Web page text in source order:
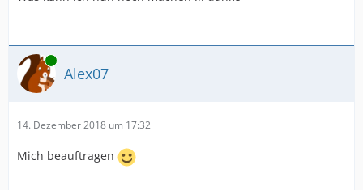
Online
Alex07
14. Dezember 2018 um 17:32
Mich beauftragen